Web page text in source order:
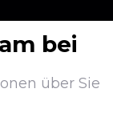
bei
über Sie